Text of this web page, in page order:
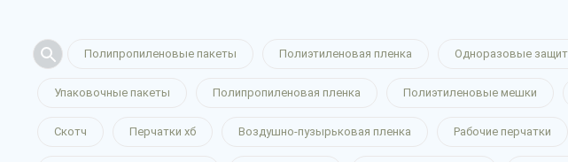
Полипропиленовые пакеты Полиэтиленовая пленка Одноразовые
Упаковочные пакеты Полипропиленовая пленка Полиэтиленовые мешки
Скотч Перчатки хб Воздушно-пузырьковая пленка Рабочие перчатки